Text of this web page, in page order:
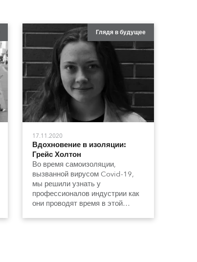
Глядя в будущее
17.11.2020
Вдохновение в изоляции:
Грейс Холтон
Во время самоизоляции,
вызванной вирусом Covid-19,
мы решили узнать у
профессионалов индустрии как
они проводят время в этой